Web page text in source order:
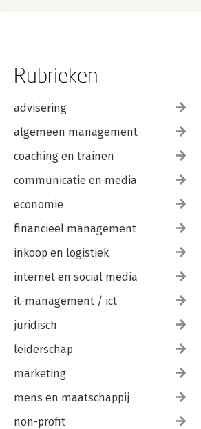
Rubrieken
advisering
algemeen management
coaching en trainen
communicatie en media
economie
financieel management
inkoop en logistiek
internet en social media
it-management / ict
juridisch
leiderschap
marketing
mens en maatschappij
non-profit